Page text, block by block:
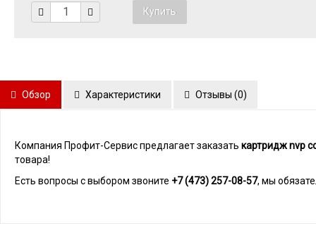
Обзор Характеристики Отзывы (0)
Компания Профит-Сервис предлагает заказать картридж nvp
товара!
Есть вопросы с выбором звоните +7 (473) 257-08-57, мы